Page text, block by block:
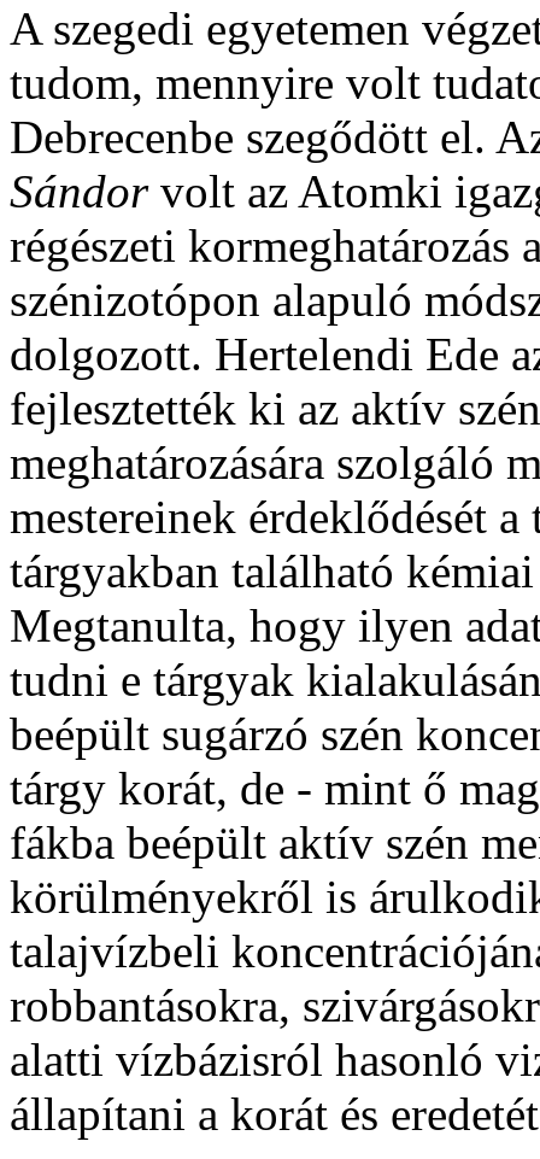
A szegedi egyetemen
tudom, mennyire volt
Debrecenbe szegődött el.
Sándorvolt az Atomki
régészeti kormeghatározás
szénizotópon alapuló
dolgozott. Hertelendi Ede
fejlesztették ki az aktív
meghatározására szolgáló
mestereinek érdeklődését a
tárgyakban található
Megtanulta, hogy ilyen
tudni e tárgyak
beépült sugárzó szén
tárgy korát, de - mint ő
fákba beépült aktív szén
körülményekről is
talajvízbeli
robbantásokra,
alatti vízbázisról hasonló
állapítani a korát és